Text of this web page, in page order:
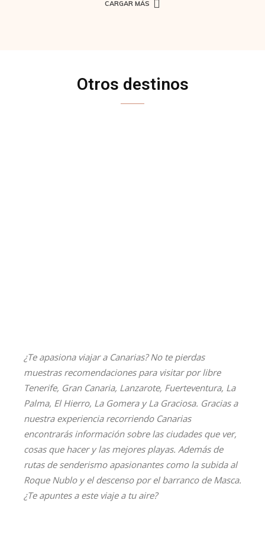
CARGAR MÁS
Otros destinos
¿Te apasiona viajar a Canarias? No te pierdas
muestras recomendaciones para visitar por libre
Tenerife, Gran Canaria, Lanzarote, Fuerteventura, La
Palma, El Hierro, La Gomera y La Graciosa. Gracias a
nuestra experiencia recorriendo Canarias
encontrarás información sobre las ciudades que ver,
cosas que hacer y las mejores playas. Además de
rutas de senderismo apasionantes como la subida al
Roque Nublo y el descenso por el barranco de Masca.
¿Te apuntes a este viaje a tu aire?